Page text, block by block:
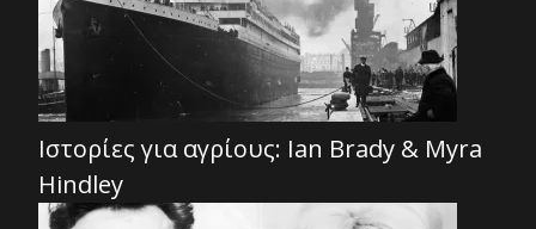
Ιστορίες για αγρίους: Ian Brady & Myra
Hindley